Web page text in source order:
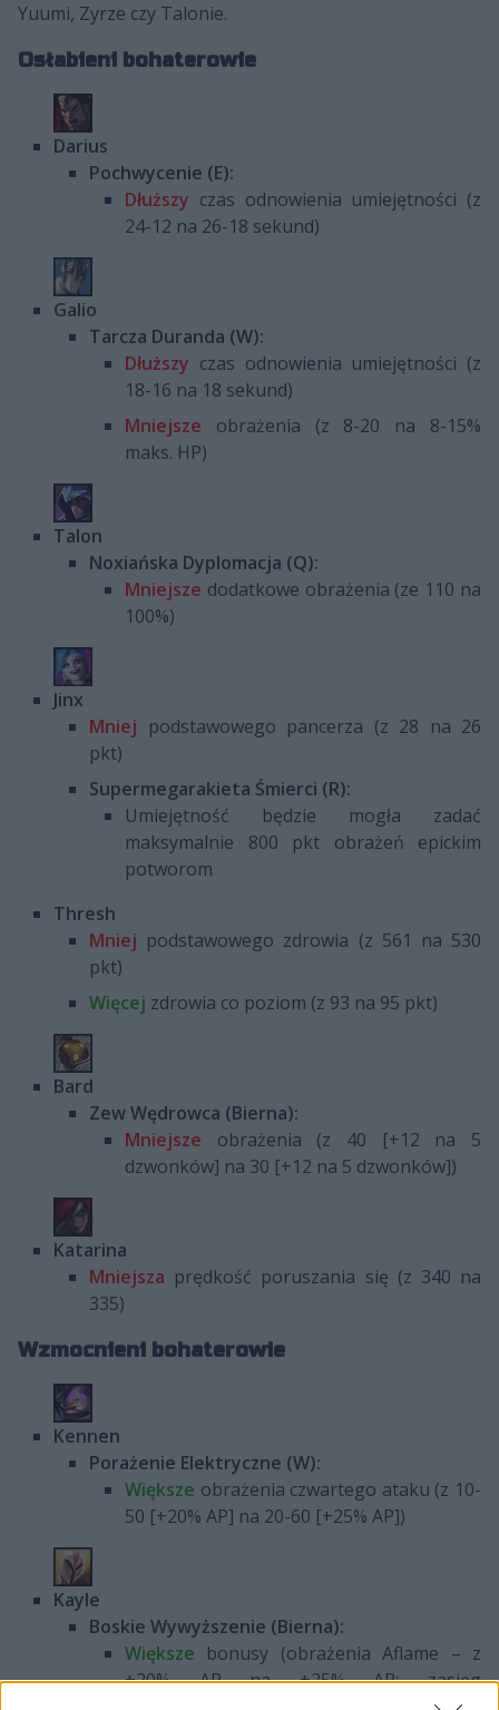
Yuumi, Zyrze czy Talonie.
Osłabieni bohaterowie
Darius
Pochwycenie (E):
Dłuższy czas odnowienia umiejętności (z
24-12 na 26-18 sekund)
Galio
Tarcza Duranda (W):
Dłuższy czas odnowienia umiejętności (z
18-16 na 18 sekund)
Mniejsze
obrażenia (z 8-20 na 8-15%
maks. HP)
Talon
Noxiańska Dyplomacja (Q):
Mniejsze dodatkowe obrażenia (ze 110 na
100%)
Jinx
Mniej podstawowego pancerza (z 28 na 26
pkt)
Supermegarakieta Śmierci (R):
Umiejętność będzie mogła zadać
maksymalnie 800 pkt obrażeń epickim
potworom
Thresh
Mniej podstawowego zdrowia (z 561 na 530
pkt)
Więcej zdrowia co poziom (z 93 na 95 pkt)
Bard
Zew Wędrowca (Bierna):
Mniejsze
obrażenia (z 40 [+12 na 5
dzwonków] na 30 [+12 na 5 dzwonków])
Katarina
Mniejsza prędkość poruszania się (z 340 na
335)
Wzmocnieni bohaterowie
Kennen
Porażenie Elektryczne (W):
Większe obrażenia czwartego ataku (z 10-
50 [+20% AP] na 20-60 [+25% AP])
Kayle
Boskie Wywyższenie (Bierna):
Większe bonusy (obrażenia Aflame – z
+20% AP na +25% AP; zasięg